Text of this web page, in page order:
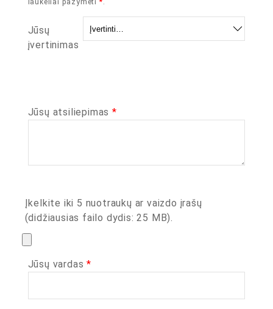
Jūsų
įvertinimas
Jūsų atsiliepimas *
Įkelkite iki 5 nuotraukų ar vaizdo įrašų
(didžiausias failo dydis: 25 MB).
Jūsų vardas*